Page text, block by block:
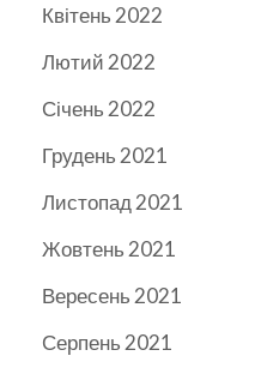
Квітень 2022
Лютий 2022
Січень 2022
Грудень 2021
Листопад 2021
Жовтень 2021
Вересень 2021
Серпень 2021